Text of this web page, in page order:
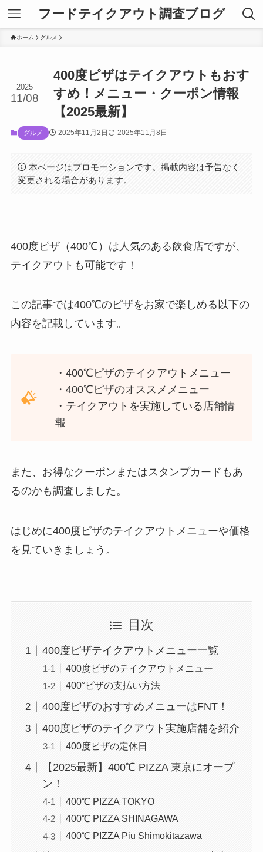
フードテイクアウト調査ブログ
ホーム グルメ
400度ピザはテイクアウトもおす
すめ！メニュー・クーポン情報
【2025最新】
2025
11/08
グルメ 2025年11月2日 2025年11月8日
本ページはプロモーションです。掲載内容は予告なく
変更される場合があります。
400度ピザ（400℃）は人気のある飲食店ですが、
テイクアウトも可能です！
この記事では400℃のピザをお家で楽しめる以下の
内容を記載しています。
・400℃ピザのテイクアウトメニュー
・400℃ピザのオススメメニュー
・テイクアウトを実施している店舗情
報
また、お得なクーポンまたはスタンプカードもあ
るのかも調査しました。
はじめに400度ピザのテイクアウトメニューや価格
を見ていきましょう。
目次
400度ピザテイクアウトメニュー一覧
400度ピザのテイクアウトメニュー
400°ピザの支払い方法
400度ピザのおすすめメニューはFNT！
400度ピザのテイクアウト実施店舗を紹介
400度ピザの定休日
【2025最新】400℃ PIZZA 東京にオープ
ン！
400℃ PIZZA TOKYO
400℃ PIZZA SHINAGAWA
400℃ PIZZA Piu Shimokitazawa